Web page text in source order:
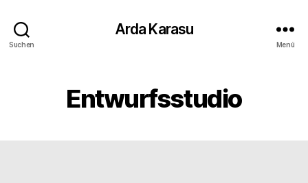
Suchen
Arda Karasu
Menü
Entwurfsstudio